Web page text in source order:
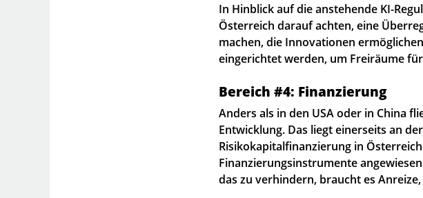
In Hinblick auf die anstehende KI-
Österreich darauf achten, eine
machen, die Innovationen
eingerichtet werden, um Freiräume
Bereich #4: Finanzierung
Anders als in den USA oder in China
Entwicklung. Das liegt einerseits an
Risikokapitalfinanzierung in
Finanzierungsinstrumente
das zu verhindern, braucht es